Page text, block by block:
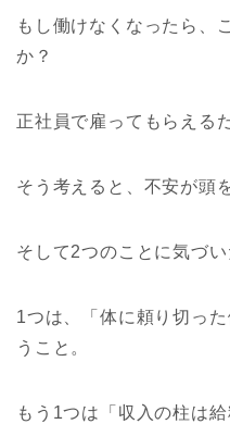
もし働けなくなったら、
か？
正社員で雇ってもらえる
そう考えると、不安が頭
そして2つのことに気づい
1つは、「体に頼り切っ
うこと。
もう1つは「収入の柱は